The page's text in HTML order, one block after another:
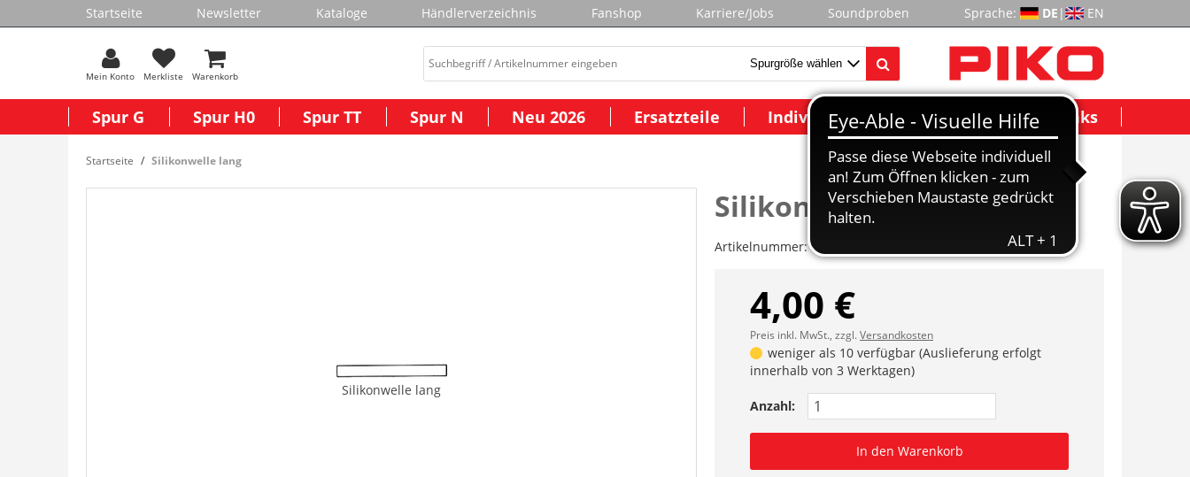
Startseite Newsletter Kataloge Händlerverzeichnis Fanshop Karriere/Jobs Soundproben Sprache: DE | EN
Mein Konto Merkliste Warenkorb
Spur G Spur H0 Spur TT Spur N Neu 2026 Ersatzteile Individuelle Modelle Wichtige Links
Startseite Silikonwelle lang
Silikonwelle lang
Silikonwelle lang
Artikelnummer:ET51020-14
4,00 €
Preis inkl. MwSt., zzgl.Versandkosten
weniger als 10 verfügbar (Auslieferung erfolgt
innerhalb von 3 Werktagen)
Anzahl:
In den Warenkorb